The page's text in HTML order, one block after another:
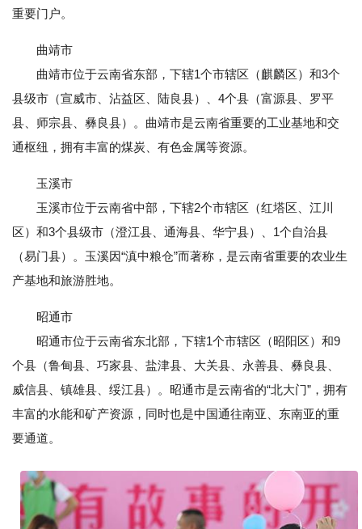
重要门户。
曲靖市
曲靖市位于云南省东部，下辖1个市辖区（麒麟区）和3个
县级市（宣威市、沾益区、陆良县）、4个县（富源县、罗平
县、师宗县、彝良县）。曲靖市是云南省重要的工业基地和交
通枢纽，拥有丰富的煤炭、有色金属等资源。
玉溪市
玉溪市位于云南省中部，下辖2个市辖区（红塔区、江川
区）和3个县级市（澄江县、通海县、华宁县）、1个自治县
（易门县）。玉溪因“滇中粮仓”而著称，是云南省重要的农业生
产基地和旅游胜地。
昭通市
昭通市位于云南省东北部，下辖1个市辖区（昭阳区）和9
个县（鲁甸县、巧家县、盐津县、大关县、永善县、彝良县、
威信县、镇雄县、绥江县）。昭通市是云南省的“北大门”，拥有
丰富的水能和矿产资源，同时也是中国通往南亚、东南亚的重
要通道。